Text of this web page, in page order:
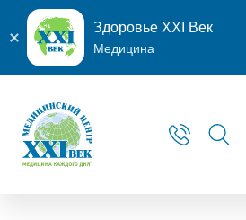
Здоровье XXI Век
Медицина